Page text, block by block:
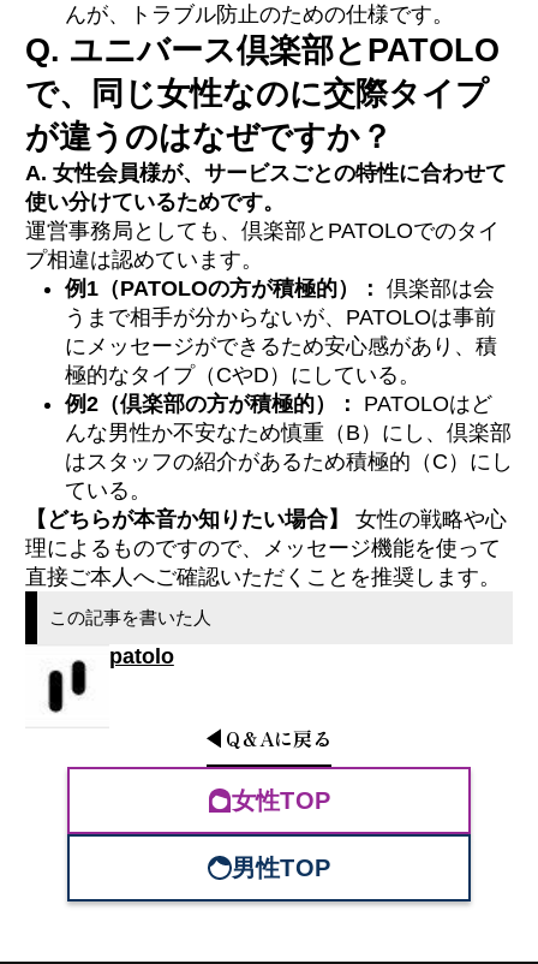
んが、トラブル防止のための仕様です。
Q. ユニバース倶楽部とPATOLO
で、同じ女性なのに交際タイプ
が違うのはなぜですか？
A. 女性会員様が、サービスごとの特性に合わせて
使い分けているためです。
運営事務局としても、倶楽部とPATOLOでのタイ
プ相違は認めています。
例1（PATOLOの方が積極的）： 倶楽部は会
うまで相手が分からないが、PATOLOは事前
にメッセージができるため安心感があり、積
極的なタイプ（CやD）にしている。
例2（倶楽部の方が積極的）：
PATOLOはど
んな男性か不安なため慎重（B）にし、倶楽部
はスタッフの紹介があるため積極的（C）にし
ている。
【どちらが本音か知りたい場合】
女性の戦略や心
理によるものですので、メッセージ機能を使って
直接ご本人へご確認いただくことを推奨します。
この記事を書いた人
patolo
Q＆Aに戻る
女性TOP
男性TOP